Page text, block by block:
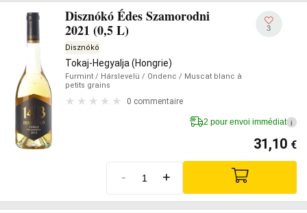
Disznókó Édes Szamorodni
2021 (0,5 L)
Disznókó
Tokaj-Hegyalja (Hongrie)
Furmint / Hárslevelü / Ondenc / Muscat blanc à
petits grains
0 commentaire
3
2 pour envoi immédiat i
31,10 €
- +